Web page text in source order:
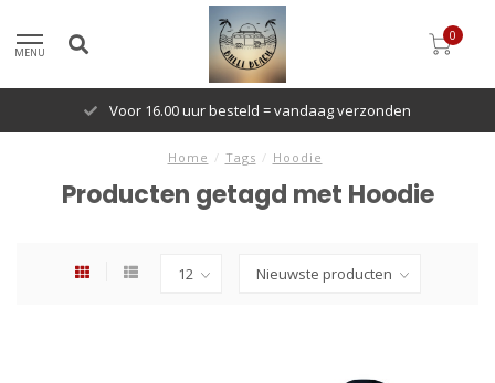
MENU
0
Voor 16.00 uur besteld = vandaag verzonden
Home / Tags / Hoodie
Producten getagd met Hoodie